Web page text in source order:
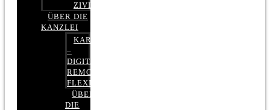
ZIVILRECHT
ÜBER DIE
KANZLEI
KARRIERE
–
DIGITAL,
REMOTE,
FLEXIBEL
ÜBER
DIE